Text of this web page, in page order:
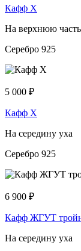
Кафф Х
На верхнюю
Серебро 925
5 000 ₽
Кафф Х
На середину уха
Серебро 925
6 900 ₽
Кафф ЖГУТ
На середину уха